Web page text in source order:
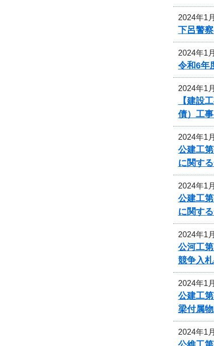
2024年1
下呂警
2024年1
令和6年
2024年1
【建設
債）工
2024年1
公建工
に関す
2024年1
公建工
に関す
2024年1
公河工
競争入
2024年1
公建工
梁付属
2024年1